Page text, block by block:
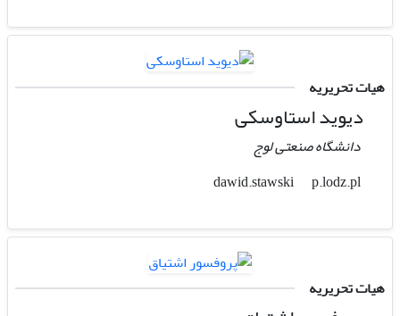
هیات تحریریه
دیوید استاوسکی
دانشگاه صنعتی لوج
p.lodz.pl
هیات تحریریه